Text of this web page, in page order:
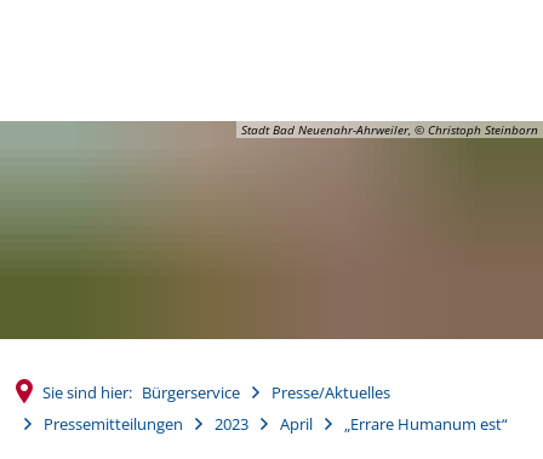
Stadt Bad Neuenahr-Ahrweiler, © Christoph Steinborn
Sie sind hier: Bürgerservice
Presse/Aktuelles
Pressemitteilungen
2023 April „Errare Humanum est“